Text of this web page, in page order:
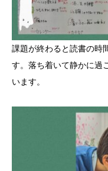
課題が終わると読書の時
す。落ち着いて静かに過
います。